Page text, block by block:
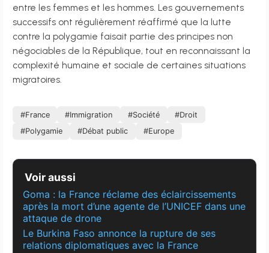
entre les femmes et les hommes. Les gouvernements
successifs ont régulièrement réaffirmé que la lutte
contre la polygamie faisait partie des principes non
négociables de la République, tout en reconnaissant la
complexité humaine et sociale de certaines situations
migratoires.
#France #Immigration #Société
#Droit
#Polygamie
#Débat public #Europe
Voir aussi
Goma : la France réclame des éclaircissements
après la mort d’une agente de l’UNICEF dans une
attaque de drone
Le Burkina Faso annonce la rupture de ses
relations diplomatiques avec la France